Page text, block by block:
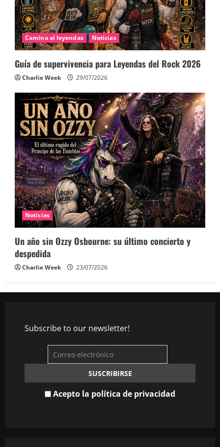
Camino al leyendas Noticias
Guía de supervivencia para Leyendas del Rock 2026
Charlie Week 29/07/2026
Noticias
Un año sin Ozzy Osbourne: su último concierto y
despedida
Charlie Week 23/07/2026
Subscribe to our newsletter!
Acepto la política de privacidad